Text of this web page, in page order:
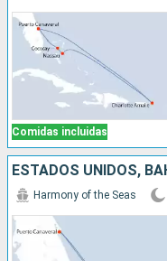
Comidas incluidas
ESTADOS UNIDOS,
Harmony of the Seas